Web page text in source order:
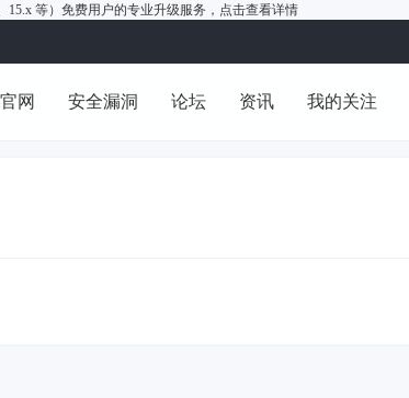
15.x 等）免费用户的专业升级服务， 点击查看详情
网 安全漏洞 论坛 资讯 我的关注